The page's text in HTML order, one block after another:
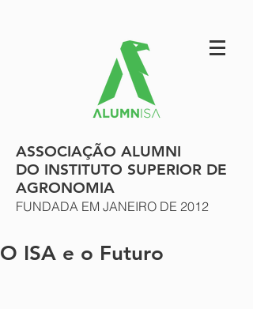
ASSOCIAÇÃO ALUMNI
DO INSTITUTO SUPERIOR DE
AGRONOMIA
FUNDADA EM JANEIRO DE 2012
O ISA e o Futuro